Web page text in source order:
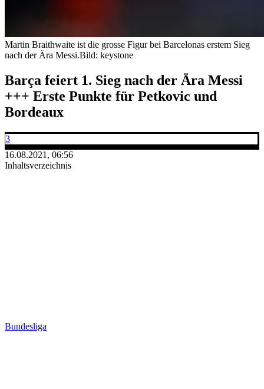
Martin Braithwaite ist die grosse Figur bei Barcelonas erstem Sieg
nach der Ära Messi.Bild: keystone
Barça feiert 1. Sieg nach der Ära Messi
+++ Erste Punkte für Petkovic und
Bordeaux
3
16.08.2021, 06:56
Inhaltsverzeichnis
Bundesliga